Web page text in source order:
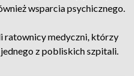
wsparcia psychicznego.
ratownicy medyczni, którzy
z pobliskich szpitali.